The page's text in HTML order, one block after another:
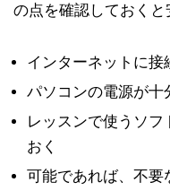
の点を確認しておくと
インターネットに接
パソコンの電源が十
レッスンで使うソフ
おく
可能であれば、不要